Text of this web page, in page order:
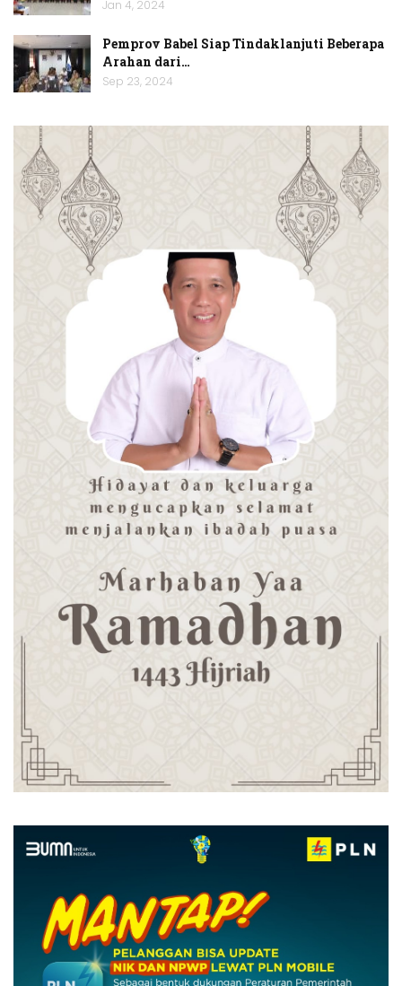
Jan 4, 2024
Pemprov Babel Siap Tindaklanjuti Beberapa
Arahan dari…
Sep 23, 2024